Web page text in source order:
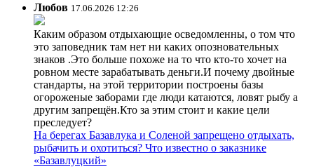
Любов 17.06.2026 12:26
Каким образом отдыхающие осведомленны, о том что
это заповедник там нет ни каких опозновательных
знаков .Это больше похоже на то что кто-то хочет на
ровном месте зарабатывать деньги.И почему двойные
стандарты, на этой территории построены базы
огороженые заборами где люди катаются, ловят рыбу а
другим запрещён.Кто за этим стоит и какие цели
преследует?
На берегах Базавлука и Соленой запрещено отдыхать,
рыбачить и охотиться? Что известно о заказнике
«Базавлуцкий»